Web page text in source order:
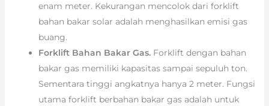
enam meter. Kekurangan mencolok dari forklift
bahan bakar solar adalah menghasilkan emisi gas
buang.
Forklift Bahan Bakar Gas. Forklift dengan bahan
bakar gas memiliki kapasitas sampai sepuluh ton.
Sementara tinggi angkatnya hanya 2 meter. Fungsi
utama forklift berbahan bakar gas adalah untuk